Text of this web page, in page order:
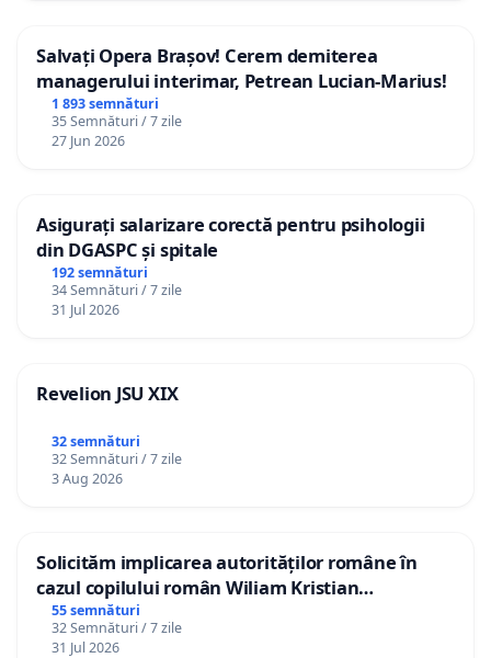
Salvați Opera Brașov! Cerem demiterea
managerului interimar, Petrean Lucian-Marius!
1 893 semnături
35 Semnături / 7 zile
27 Jun 2026
Asigurați salarizare corectă pentru psihologii
din DGASPC și spitale
192 semnături
34 Semnături / 7 zile
31 Jul 2026
Revelion JSU XIX
32 semnături
32 Semnături / 7 zile
3 Aug 2026
Solicităm implicarea autorităților române în
cazul copilului român Wiliam Kristian
Gheorghe, aflat în plasament în Danemarca de
12 ani
55 semnături
32 Semnături / 7 zile
31 Jul 2026